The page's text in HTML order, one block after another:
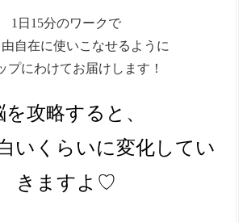
1日15分のワークで
由自在に使いこなせるように
プにわけてお届けします！
を攻略すると、
いくらいに変化してい
きますよ♡